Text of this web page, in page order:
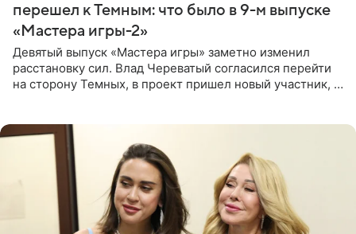
перешел к Темным: что было в 9-м выпуске
«Мастера игры-2»
Девятый выпуск «Мастера игры» заметно изменил
расстановку сил. Влад Череватый согласился перейти
на сторону Темных, в проект пришел новый участник, а